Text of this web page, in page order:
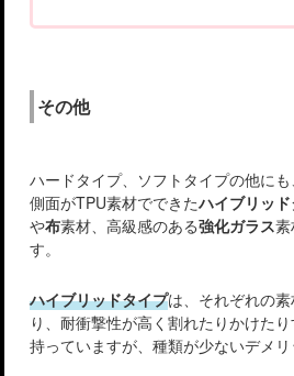
その他
ハードタイプ、ソフトタイプの他に
側面がTPU素材でできたハイブリッ
や布素材、高級感のある強化ガラス
す。
ハイブリッドタイプは、それぞれの
り、耐衝撃性が高く割れたりかけた
持っていますが、種類が少ないデメリ